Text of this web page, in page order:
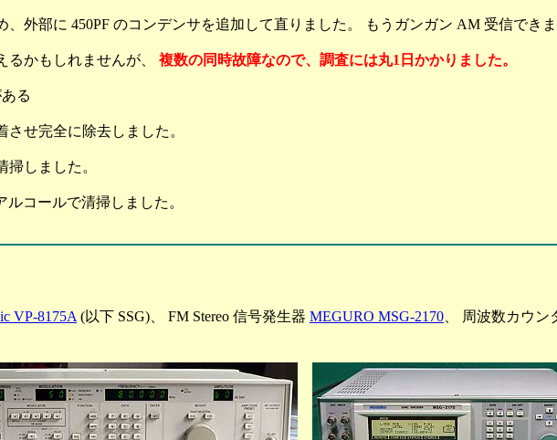
外部に 450PF のコンデンサを追加して直りました。 もうガンガン AM 受信できま
るかもしれませんが、 複数の同時故障なので、調査には丸1日かかりました。
る
せ完全に除去しました。
しました。
コールで清掃しました。
VP-8175A (以下 SSG)、 FM Stereo 信号発生器 MEGURO MSG-2170 、 周波数カウン